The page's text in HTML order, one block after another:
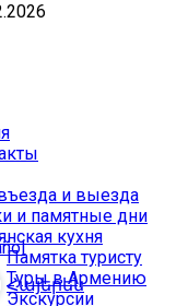
Հայերեն
и выезда
и памятные дни
кухня
Памятка туристу
Туры в Армению
Экскурсии